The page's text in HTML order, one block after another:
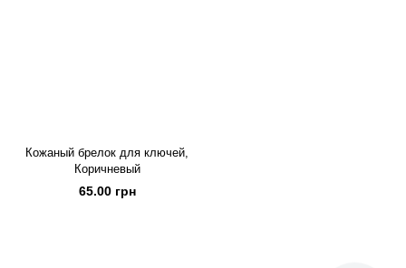
Кожаный брелок для ключей,
Коричневый
65.00 грн